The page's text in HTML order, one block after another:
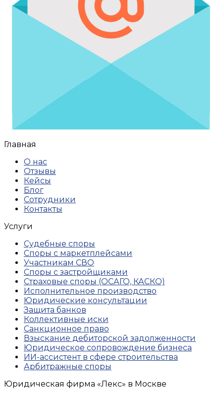
Главная
О нас
Отзывы
Кейсы
Блог
Сотрудники
Контакты
Услуги
Судебные споры
Споры с маркетплейсами
Участникам СВО
Споры с застройщиками
Страховые споры (ОСАГО, КАСКО)
Исполнительное производство
Юридические консультации
Защита банков
Коллективные иски
Санкционное право
Взыскание дебиторской задолженности
Юридическое сопровождение бизнеса
ИИ-ассистент в сфере строительства
Арбитражные споры
Юридическая фирма «Лекс» в Москве